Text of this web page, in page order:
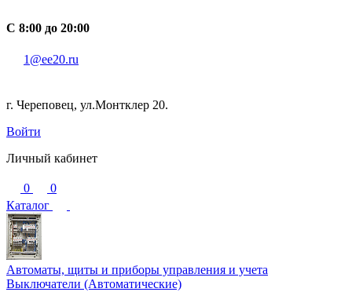
С 8:00 до 20:00
1@ee20.ru
г. Череповец, ул.Монтклер 20.
Войти
Личный кабинет
0
0
Каталог
Автоматы, щиты и приборы управления и учета
Выключатели (Автоматические)